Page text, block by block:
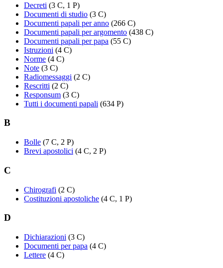
Decreti (3 C, 1 P)
Documenti di studio (3 C)
Documenti papali per anno (266 C)
Documenti papali per argomento (438 C)
Documenti papali per papa (55 C)
Istruzioni (4 C)
Norme (4 C)
Note (3 C)
Radiomessaggi (2 C)
Rescritti (2 C)
Responsum (3 C)
Tutti i documenti papali (634 P)
B
Bolle (7 C, 2 P)
Brevi apostolici (4 C, 2 P)
C
Chirografi (2 C)
Costituzioni apostoliche (4 C, 1 P)
D
Dichiarazioni (3 C)
Documenti per papa (4 C)
Lettere (4 C)